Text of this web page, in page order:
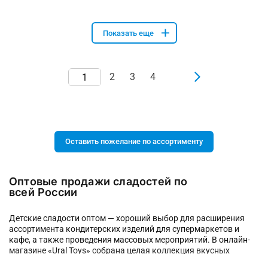
Показать еще
2 3 4
Оставить пожелание по ассортименту
Оптовые продажи сладостей по
всей России
Детские сладости оптом — хороший выбор для расширения
ассортимента кондитерских изделий для супермаркетов и
кафе, а также проведения массовых мероприятий. В онлайн-
магазине «Ural Toys» собрана целая коллекция вкусных